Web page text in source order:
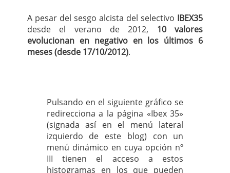
A pesar del sesgo alcista del selectivo IBEX35
desde el verano de 2012, 10 valores
evolucionan en negativo en los últimos 6
meses (desde 17/10/2012).
Pulsando en el siguiente gráfico se
redirecciona a la página «Ibex 35»
(signada así en el menú lateral
izquierdo de este blog) con un
menú dinámico en cuya opción nº
III tienen el acceso a estos
histogramas en los que pueden